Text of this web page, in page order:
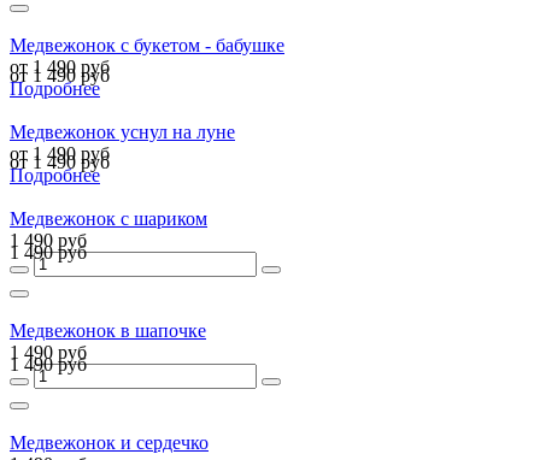
Медвежонок с букетом - бабушке
от 1 490 руб
от 1 490 руб
Подробнее
Медвежонок уснул на луне
от 1 490 руб
от 1 490 руб
Подробнее
Медвежонок с шариком
1 490 руб
1 490 руб
Медвежонок в шапочке
1 490 руб
1 490 руб
Медвежонок и сердечко